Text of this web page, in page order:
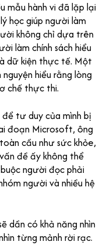
mẫu hành vi đã lặp lại
học giúp người làm
không chỉ dựa trên
làm chính sách hiểu
dữ kiện thực tế. Một
hiểu rằng lòng
chế thực thi.
tư duy của mình bị
đoạn Microsoft, ông
cầu như sức khỏe,
đề ấy không thể
người đọc phải
người và nhiều hệ
dần có khả năng nhìn
từng mảnh rời rạc.